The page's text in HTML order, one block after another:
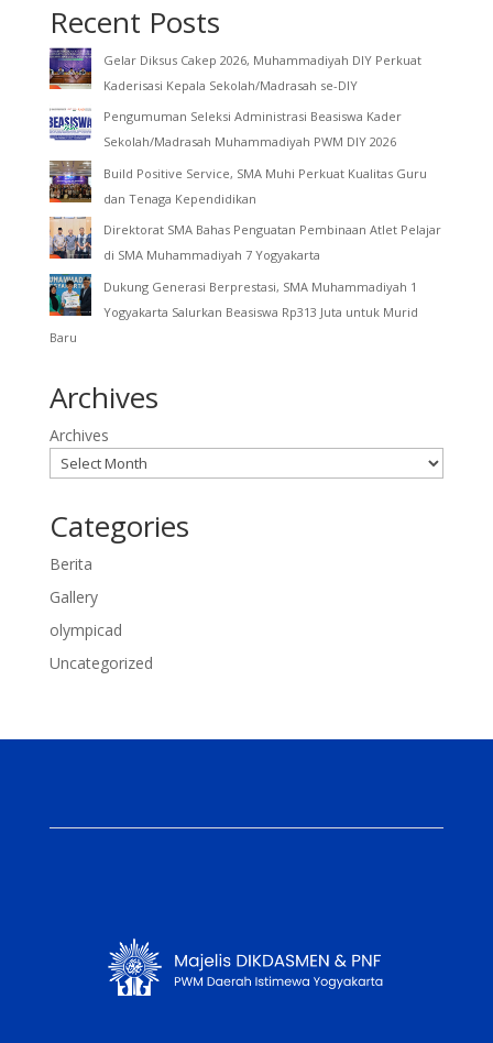
Recent Posts
Gelar Diksus Cakep 2026, Muhammadiyah DIY Perkuat
Kaderisasi Kepala Sekolah/Madrasah se-DIY
Pengumuman Seleksi Administrasi Beasiswa Kader
Sekolah/Madrasah Muhammadiyah PWM DIY 2026
Build Positive Service, SMA Muhi Perkuat Kualitas Guru
dan Tenaga Kependidikan
Direktorat SMA Bahas Penguatan Pembinaan Atlet Pelajar
di SMA Muhammadiyah 7 Yogyakarta
Dukung Generasi Berprestasi, SMA Muhammadiyah 1
Yogyakarta Salurkan Beasiswa Rp313 Juta untuk Murid
Baru
Archives
Archives
Categories
Berita
Gallery
olympicad
Uncategorized